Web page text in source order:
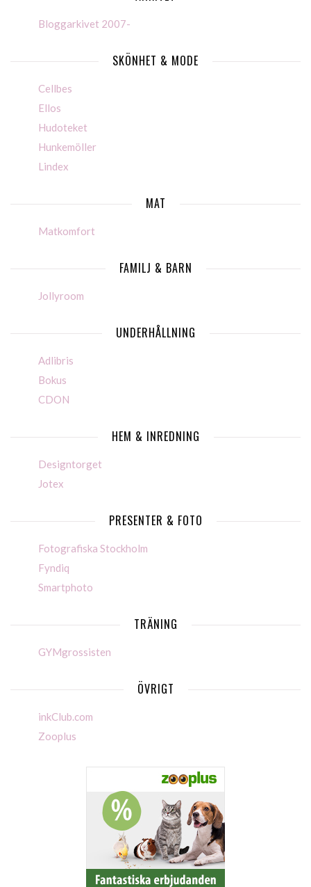
Bloggarkivet 2007-
SKÖNHET & MODE
Cellbes
Ellos
Hudoteket
Hunkemöller
Lindex
MAT
Matkomfort
FAMILJ & BARN
Jollyroom
UNDERHÅLLNING
Adlibris
Bokus
CDON
HEM & INREDNING
Designtorget
Jotex
PRESENTER & FOTO
Fotografiska Stockholm
Fyndiq
Smartphoto
TRÄNING
GYMgrossisten
ÖVRIGT
inkClub.com
Zooplus